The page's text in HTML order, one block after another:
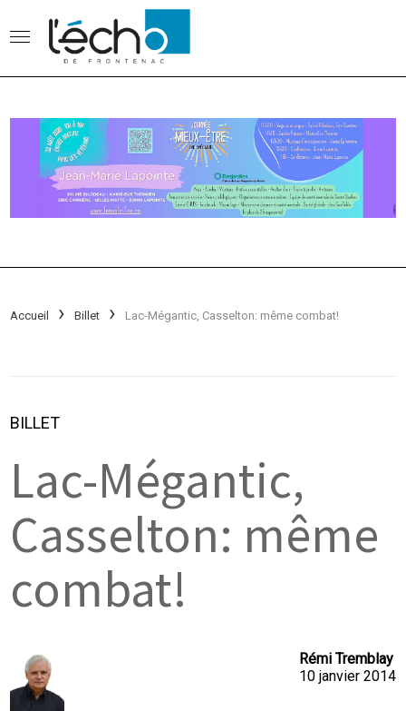
Accueil Billet Lac-Mégantic, Casselton: même combat!
BILLET
Lac-Mégantic,
Casselton: même
combat!
Rémi Tremblay
10 janvier 2014